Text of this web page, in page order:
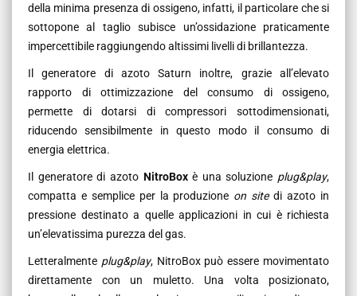
della minima presenza di ossigeno, infatti, il particolare che si
sottopone al taglio subisce un’ossidazione praticamente
impercettibile raggiungendo altissimi livelli di brillantezza.
Il generatore di azoto Saturn inoltre, grazie all’elevato
rapporto di ottimizzazione del consumo di ossigeno,
permette di dotarsi di compressori sottodimensionati,
riducendo sensibilmente in questo modo il consumo di
energia elettrica.
Il generatore di azoto NitroBoxè una soluzione plug&play,
compatta e semplice per la produzione on sitedi azoto in
pressione destinato a quelle applicazioni in cui è richiesta
un’elevatissima purezza del gas.
Letteralmente plug&play, NitroBox può essere movimentato
direttamente con un muletto. Una volta posizionato,